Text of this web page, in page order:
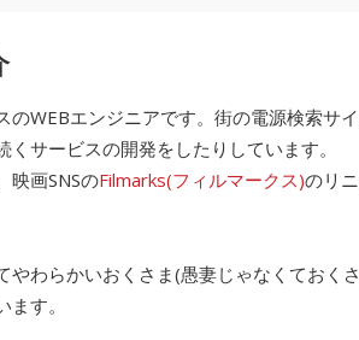
のWEBエンジニアです。街の電源検索サ
くサービスの開発をしたりしています。
映画SNSのFilmarks(フィルマークス)のリ
やわらかいおくさま(愚妻じゃなくておく
す。